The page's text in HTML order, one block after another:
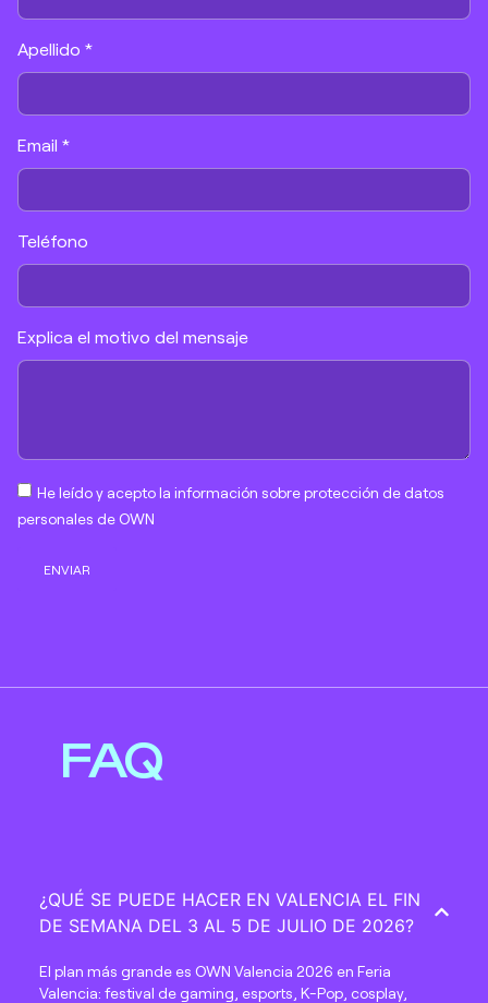
Apellido *
Email *
Teléfono
Explica el motivo del mensaje
He leído y acepto la información sobre protección de datos
personales de OWN
ENVIAR
FAQ
¿QUÉ SE PUEDE HACER EN VALENCIA EL FIN
DE SEMANA DEL 3 AL 5 DE JULIO DE 2026?
El plan más grande es OWN Valencia 2026 en Feria
Valencia: festival de gaming, esports, K-Pop, cosplay,